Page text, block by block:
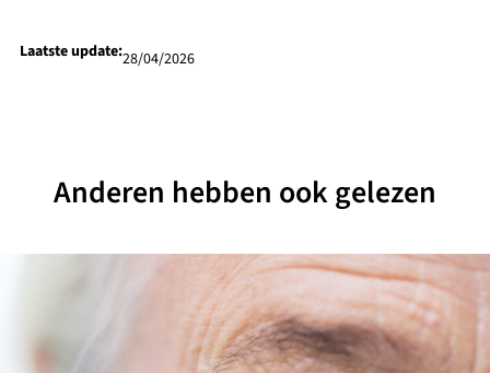
Laatste update:28/04/2026
Anderen hebben ook gelezen